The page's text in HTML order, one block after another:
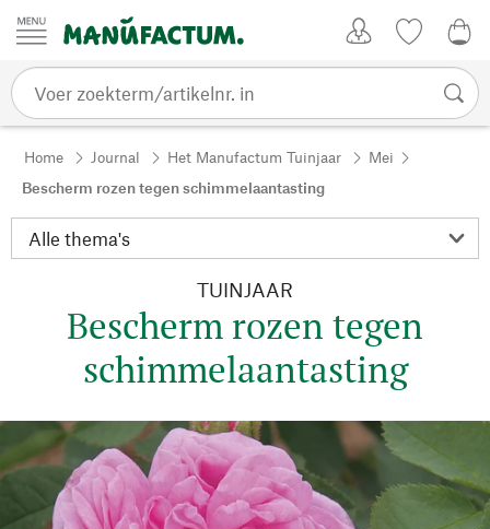
Passer au contenu
Home Journal Het Manufactum Tuinjaar
Mei
Bescherm rozen tegen schimmelaantasting
TUINJAAR
Bescherm rozen tegen
schimmelaantasting